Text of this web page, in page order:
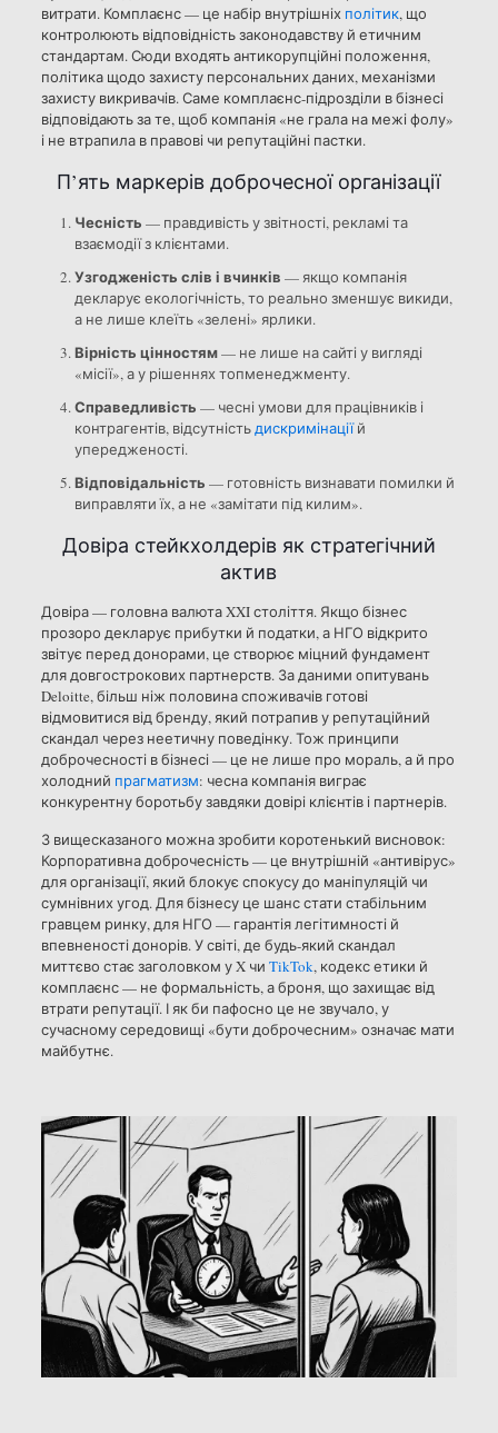
витрати. Комплаєнс — це набір внутрішніх політик, що
контролюють відповідність законодавству й етичним
стандартам. Сюди входять антикорупційні положення,
політика щодо захисту персональних даних, механізми
захисту викривачів. Саме комплаєнс-підрозділи в бізнесі
відповідають за те, щоб компанія «не грала на межі фолу»
і не втрапила в правові чи репутаційні пастки.
П’ять маркерів доброчесної організації
Чесність — правдивість у звітності, рекламі та
взаємодії з клієнтами.
Узгодженість слів і вчинків — якщо компанія
декларує екологічність, то реально зменшує викиди,
а не лише клеїть «зелені» ярлики.
Вірність цінностям— не лише на сайті у вигляді
«місії», а у рішеннях топменеджменту.
Справедливість — чесні умови для працівників і
контрагентів, відсутність дискримінаціїй
упередженості.
Відповідальність — готовність визнавати помилки й
виправляти їх, а не «замітати під килим».
Довіра стейкхолдерів як стратегічний
актив
Довіра — головна валюта XXI століття. Якщо бізнес
прозоро декларує прибутки й податки, а НГО відкрито
звітує перед донорами, це створює міцний фундамент
для довгострокових партнерств. За даними опитувань
Deloitte, більш ніж половина споживачів готові
відмовитися від бренду, який потрапив у репутаційний
скандал через неетичну поведінку. Тож принципи
доброчесності в бізнесі — це не лише про мораль, а й про
холодний прагматизм: чесна компанія виграє
конкурентну боротьбу завдяки довірі клієнтів і партнерів.
З вищесказаного можна зробити коротенький висновок:
Корпоративна доброчесність — це внутрішній «антивірус»
для організації, який блокує спокусу до маніпуляцій чи
сумнівних угод. Для бізнесу це шанс стати стабільним
гравцем ринку, для НГО — гарантія легітимності й
впевненості донорів. У світі, де будь-який скандал
миттєво стає заголовком у X чи TikTok, кодекс етики й
комплаєнс — не формальність, а броня, що захищає від
втрати репутації. І як би пафосно це не звучало, у
сучасному середовищі «бути доброчесним» означає мати
майбутнє.